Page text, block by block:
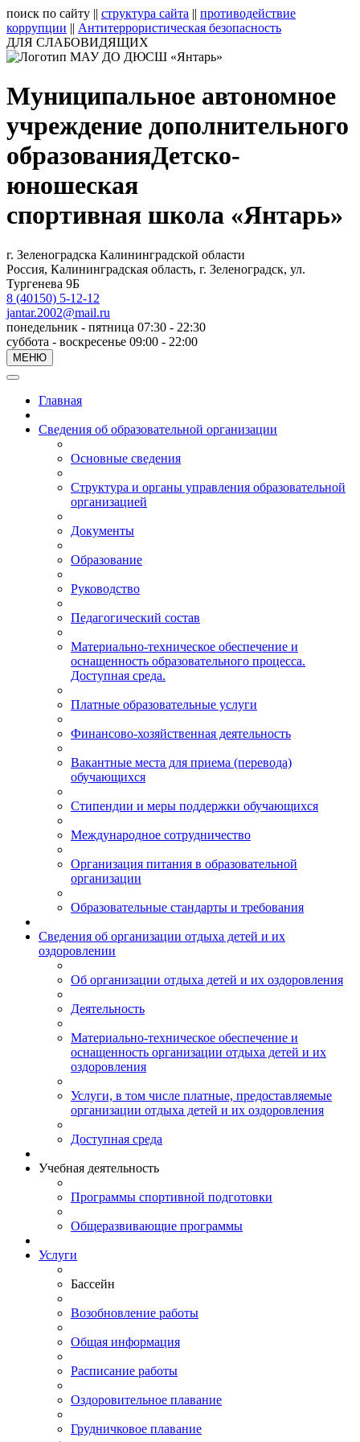
поиск по сайту || структура сайта || противодействие
коррупции || Антитеррористическая безопасность
ДЛЯ СЛАБОВИДЯЩИХ
Муниципальное автономное
учреждение дополнительного
образованияДетско-
юношеская
спортивная школа «Янтарь»
г. Зеленоградска Калининградской области
Россия, Калининградская область, г. Зеленоградск, ул.
Тургенева 9Б
8 (40150) 5-12-12
jantar.2002@mail.ru
понедельник - пятница 07:30 - 22:30
суббота - воскресенье 09:00 - 22:00
МЕНЮ
Главная
Сведения об образовательной организации
Основные сведения
Структура и органы управления образовательной
организацией
Документы
Образование
Руководство
Педагогический состав
Материально-техническое обеспечение и
оснащенность образовательного процесса.
Доступная среда.
Платные образовательные услуги
Финансово-хозяйственная деятельность
Вакантные места для приема (перевода)
обучающихся
Стипендии и меры поддержки обучающихся
Международное сотрудничество
Организация питания в образовательной
организации
Образовательные стандарты и требования
Сведения об организации отдыха детей и их
оздоровлении
Об организации отдыха детей и их оздоровления
Деятельность
Материально-техническое обеспечение и
оснащенность организации отдыха детей и их
оздоровления
Услуги, в том числе платные, предоставляемые
организации отдыха детей и их оздоровления
Доступная среда
Учебная деятельность
Программы спортивной подготовки
Общеразвивающие программы
Услуги
Бассейн
Возобновление работы
Общая информация
Расписание работы
Оздоровительное плавание
Грудничковое плавание